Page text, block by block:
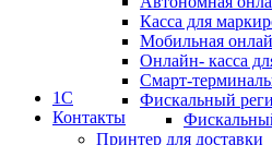
Касса для
Мобильная
Онлайн- касса
Смарт-
Фискальный
Принтер для доставки
1С
Контакты